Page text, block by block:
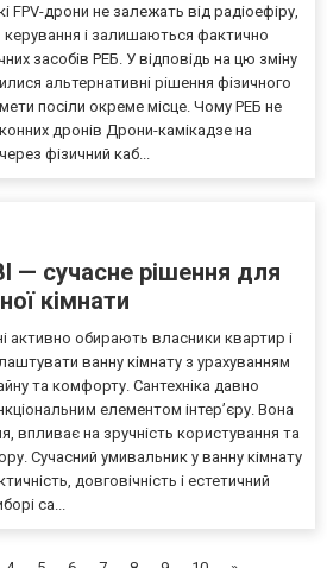
FPV-дрони не залежать від радіоефіру,
і залишаються фактично
засобів РЕБ. У відповідь на цю зміну
альтернативні рішення фізичного
посіли окреме місце. Чому РЕБ не
дронів Дрони-камікадзе на
фізичний каб...
— сучасне рішення для
кімнати
активно обирають власники квартир і
ванну кімнату з урахуванням
та комфорту. Сантехніка давно
елементом інтер’єру. Вона
впливає на зручність користування та
Сучасний умивальник у ванну кімнату
довговічність і естетичний
са...